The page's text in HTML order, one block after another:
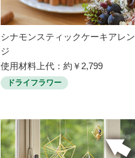
シナモンスティックケーキアレン
ジ
使用材料上代：約￥2,799
ドライフラワー